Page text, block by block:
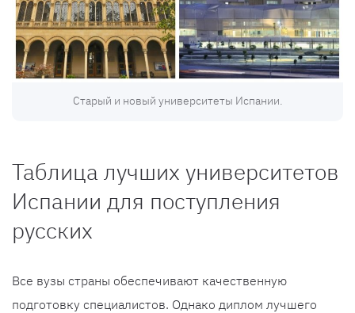
Старый и новый университеты Испании.
Таблица лучших университетов
Испании для поступления
русских
Все вузы страны обеспечивают качественную
подготовку специалистов. Однако диплом лучшего